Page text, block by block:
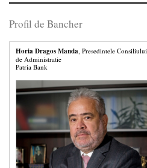
Profil de Bancher
Horia Dragos Manda , Presedintele Consiliului
de Administratie
Patria Bank